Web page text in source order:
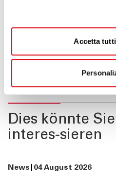
Accetta
TEILEN AUF
Dies könnte
interes-sieren
News 04 August 2026